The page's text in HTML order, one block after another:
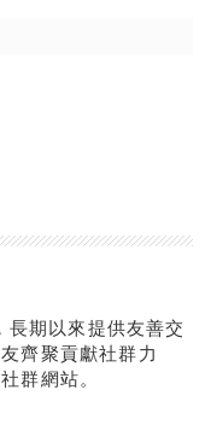
期以來提供友善交
齊聚貢獻社群力
群網站。